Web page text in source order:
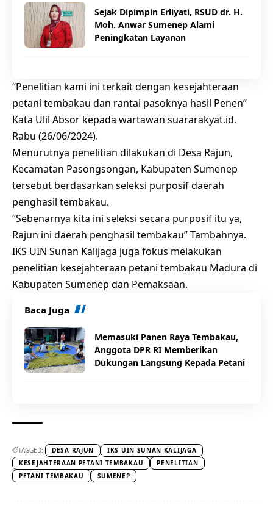
Sejak Dipimpin Erliyati, RSUD dr. H.
Moh. Anwar Sumenep Alami
Peningkatan Layanan
“Penelitian kami ini terkait dengan kesejahteraan
petani tembakau dan rantai pasoknya hasil Penen”
Kata Ulil Absor kepada wartawan suararakyat.id.
Rabu (26/06/2024).
Menurutnya penelitian dilakukan di Desa Rajun,
Kecamatan Pasongsongan, Kabupaten Sumenep
tersebut berdasarkan seleksi purposif daerah
penghasil tembakau.
“Sebenarnya kita ini seleksi secara purposif itu ya,
Rajun ini daerah penghasil tembakau” Tambahnya.
IKS UIN Sunan Kalijaga juga fokus melakukan
penelitian kesejahteraan petani tembakau Madura di
Kabupaten Sumenep dan Pemaksaan.
Baca Juga
Memasuki Panen Raya Tembakau,
Anggota DPR RI Memberikan
Dukungan Langsung Kepada Petani
TAGGED: DESA RAJUN
IKS UIN SUNAN KALIJAGA
KESEJAHTERAAN PETANI TEMBAKAU
PENELITIAN
PETANI TEMBAKAU
SUMENEP